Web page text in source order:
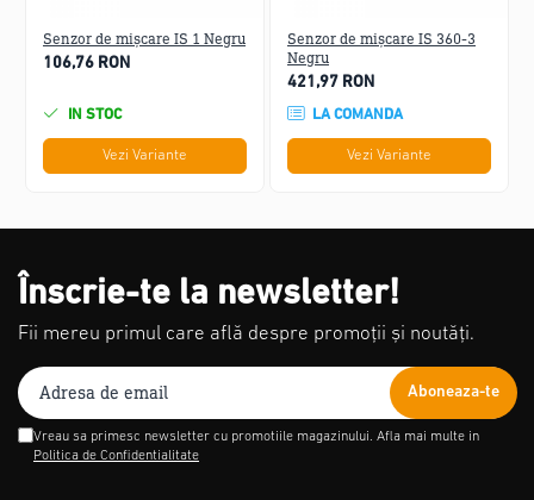
1000 W max. (LED-ready)
Senzor de mișcare IS 1 Negru
106,76 RON
IN STOC
Vezi Variante
Senzor de mișcare IS 360-3
Negru
421,97 RON
LA COMANDA
Vezi Variante
Înscrie-te la newsletter!
Fii mereu primul care află despre promoții și noutăți.
Vreau sa primesc newsletter cu promotiile magazinului. Afla mai multe in
Politica de Confidentialitate